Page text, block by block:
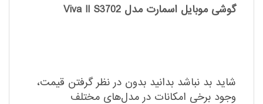
گوشی موبایل اسمارت مدل Viva II S3702
شاید بد نباشد بدانید بدون در نظر گرفتن قیمت،
وجود برخی امکانات در مدل‌های مختلف